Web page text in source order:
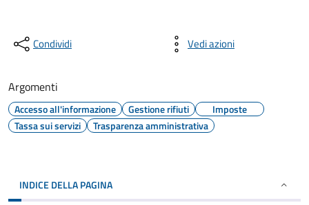
Condividi Vedi azioni
Argomenti
Accesso all'informazione Gestione rifiuti
Imposte
Tassa sui servizi
Trasparenza amministrativa
INDICE DELLA PAGINA